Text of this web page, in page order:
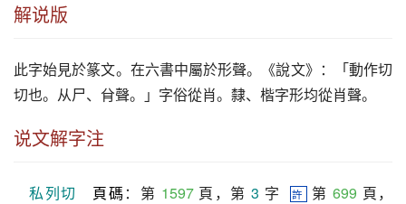
解说版
此字始見於篆文。在六書中屬於形聲。《說文》：「動作切
切也。从尸、䏌聲。」字俗從肖。隸、楷字形均從肖聲。
说文解字注
私列切 頁碼 ：第 1597 頁，第 3 字 許 第 699 頁，